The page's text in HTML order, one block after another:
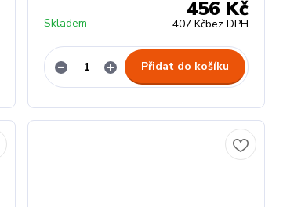
456 Kč
407 Kčbez DPH
Skladem
Přidat do košíku